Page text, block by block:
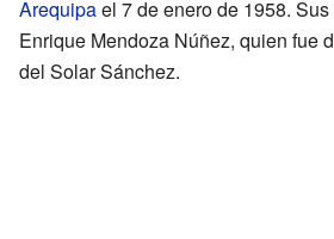
Arequipael 7 de enero de 1958.
Enrique Mendoza Núñez, quien fue
del Solar Sánchez.